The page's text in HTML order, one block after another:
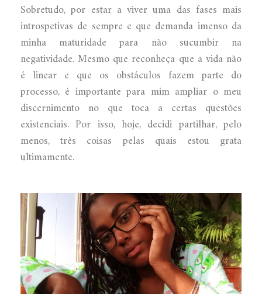
Sobretudo, por estar a viver uma das fases mais
introspetivas de sempre e que demanda imenso da
minha maturidade para não sucumbir na
negatividade. Mesmo que reconheça que a vida não
é linear e que os obstáculos fazem parte do
processo, é importante para mim ampliar o meu
discernimento no que toca a certas questões
existenciais. Por isso, hoje, decidi partilhar, pelo
menos, três coisas pelas quais estou grata
ultimamente.